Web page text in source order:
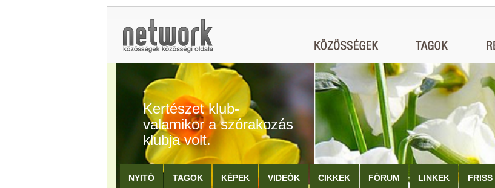
Kertészet klub-
valamikor a szórakozás
klubja volt.
NYITÓ TAGOK KÉPEK VIDEÓK CIKKEK FÓRUM LINKEK FRISS